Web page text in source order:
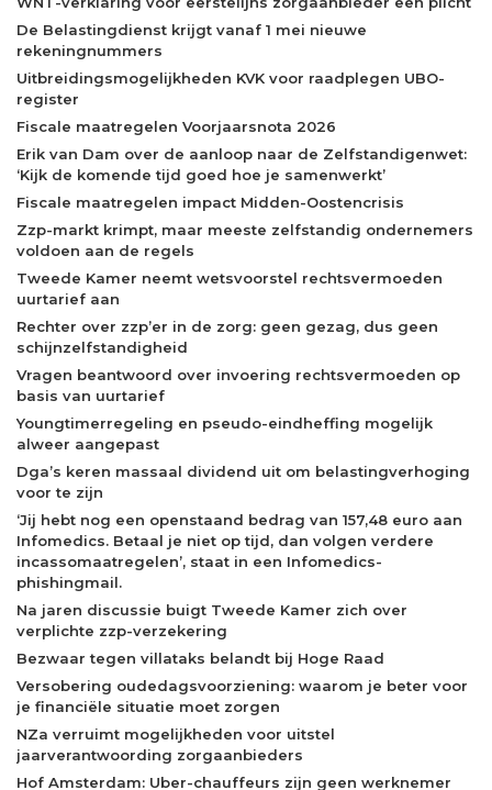
De Belastingdienst krijgt vanaf 1 mei nieuwe
rekeningnummers
Uitbreidingsmogelijkheden KVK voor raadplegen UBO-
register
Fiscale maatregelen Voorjaarsnota 2026
Erik van Dam over de aanloop naar de Zelfstandigenwet:
‘Kijk de komende tijd goed hoe je samenwerkt’
Fiscale maatregelen impact Midden-Oostencrisis
Zzp-markt krimpt, maar meeste zelfstandig ondernemers
voldoen aan de regels
Tweede Kamer neemt wetsvoorstel rechtsvermoeden
uurtarief aan
Rechter over zzp’er in de zorg: geen gezag, dus geen
schijnzelfstandigheid
Vragen beantwoord over invoering rechtsvermoeden op
basis van uurtarief
Youngtimerregeling en pseudo-eindheffing mogelijk
alweer aangepast
Dga’s keren massaal dividend uit om belastingverhoging
voor te zijn
‘Jij hebt nog een openstaand bedrag van 157,48 euro aan
Infomedics. Betaal je niet op tijd, dan volgen verdere
incassomaatregelen’, staat in een Infomedics-
phishingmail.
Na jaren discussie buigt Tweede Kamer zich over
verplichte zzp-verzekering
Bezwaar tegen villataks belandt bij Hoge Raad
Versobering oudedagsvoorziening: waarom je beter voor
je financiële situatie moet zorgen
NZa verruimt mogelijkheden voor uitstel
jaarverantwoording zorgaanbieders
Hof Amsterdam: Uber-chauffeurs zijn geen werknemer